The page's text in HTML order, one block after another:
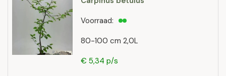
80-100 cm 2,0L
Voorraad:
€ 5,34 p/s